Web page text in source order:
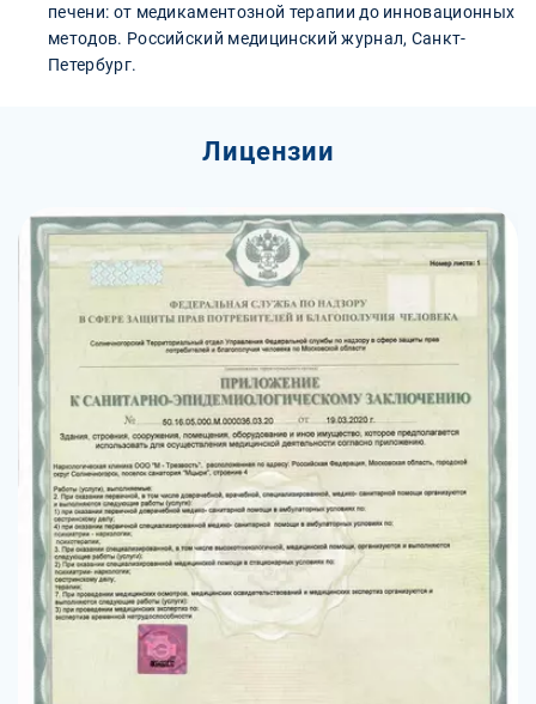
печени: от медикаментозной терапии до инновационных
методов. Российский медицинский журнал, Санкт-
Петербург.
Лицензии